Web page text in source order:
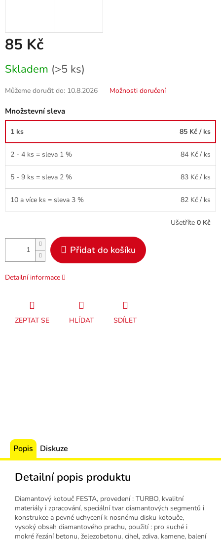
85 Kč
cena:
Skladem (>5 ks)
Můžeme doručit do: 10.8.2026 Možnosti doručení
Množstevní sleva
1 ks 85 Kč / ks
2 - 4 ks = sleva 1 % 84 Kč / ks
5 - 9 ks = sleva 2 % 83 Kč / ks
10 a více ks = sleva 3 % 82 Kč / ks
Ušetříte 0 Kč
Přidat do košíku
Detailní informace
ZEPTAT SE HLÍDAT SDÍLET
Popis Diskuze
Detailní popis produktu
Diamantový kotouč FESTA, provedení : TURBO, kvalitní
materiály i zpracování, speciální tvar diamantových segmentů i
konstrukce a pevné uchycení k nosnému disku kotouče,
vysoký obsah diamantového prachu, použití : pro suché i
mokré řezání betonu, železobetonu, cihel, zdiva, kamene, balení